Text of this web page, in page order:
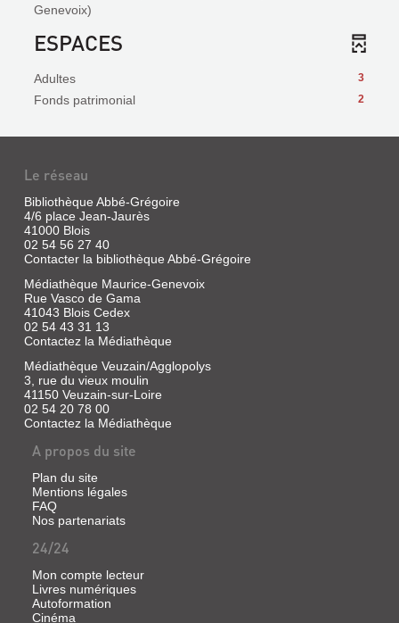
Genevoix)
ESPACES
3
Adultes
2
Fonds patrimonial
Le réseau
Bibliothèque Abbé-Grégoire
4/6 place Jean-Jaurès
41000 Blois
02 54 56 27 40
Contacter la bibliothèque Abbé-Grégoire
Médiathèque Maurice-Genevoix
Rue Vasco de Gama
41043 Blois Cedex
02 54 43 31 13
Contactez la Médiathèque
Médiathèque Veuzain/Agglopolys
3, rue du vieux moulin
41150 Veuzain-sur-Loire
02 54 20 78 00
Contactez la Médiathèque
A propos du site
Plan du site
Mentions légales
FAQ
Nos partenariats
24/24
Mon compte lecteur
Livres numériques
Autoformation
Cinéma